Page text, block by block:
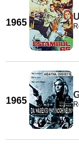
1965
1965